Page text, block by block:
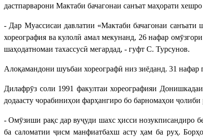
дастпарварони Мактаби бачагонаи санъат маҳорати
- Дар Муассисаи давлатии «Мактаби бачагонаи санъати
хореография ва кулолӣ амал мекунанд, 26 нафар
шаҳодатномаи тахассусӣ мегардад, - гуфт С. Турсунов.
Алоқамандони шуъбаи хореографӣ низ зиёданд. 31 нафар
Дилафрӯз соли 1991 факултаи хореографияи
додаасту чорабиниҳои фарҳангиро бо барномаҳои
- Омӯзиши рақс дар вуҷуди шахс ҳисси нозукписандиро
ба саломатии ҷисм манфиатбахш асту ҳам ба руҳ.